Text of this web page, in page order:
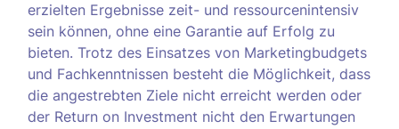
erzielten Ergebnisse zeit- und ressourcenintensiv
sein können, ohne eine Garantie auf Erfolg zu
bieten. Trotz des Einsatzes von Marketingbudgets
und Fachkenntnissen besteht die Möglichkeit, dass
die angestrebten Ziele nicht erreicht werden oder
der Return on Investment nicht den Erwartungen